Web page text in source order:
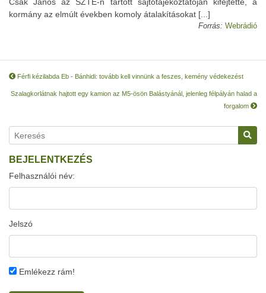
kormány az elmúlt években komoly átalakításokat [...]
Forrás: Webrádió
Férfi kézilabda Eb - Bánhidi: tovább kell vinnünk a feszes, kemény védekezést
Szalagkorlátnak hajtott egy kamion az M5-ösön Balástyánál, jelenleg félpályán halad a
forgalom
BEJELENTKEZÉS
Felhasználói név:
Jelszó
Emlékezz rám!